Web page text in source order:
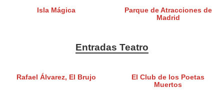
Isla Mágica
Parque de Atracciones de
Madrid
Entradas Teatro
Rafael Álvarez, El Brujo
El Club de los Poetas
Muertos